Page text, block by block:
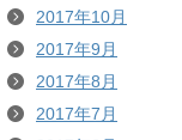
2017年10月
2017年9月
2017年8月
2017年7月